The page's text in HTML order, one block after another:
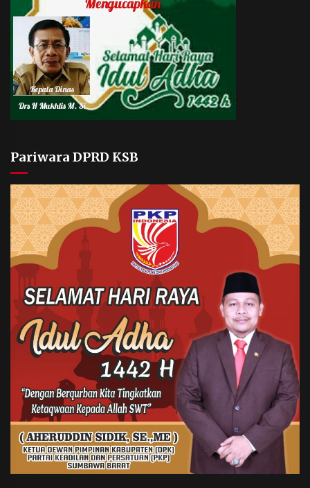
Pariwara DPRD KSB